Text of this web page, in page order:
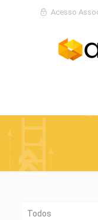
Acesso
Todos